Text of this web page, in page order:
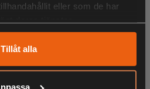
eller som de har
Tillåt alla
PRODUKTER